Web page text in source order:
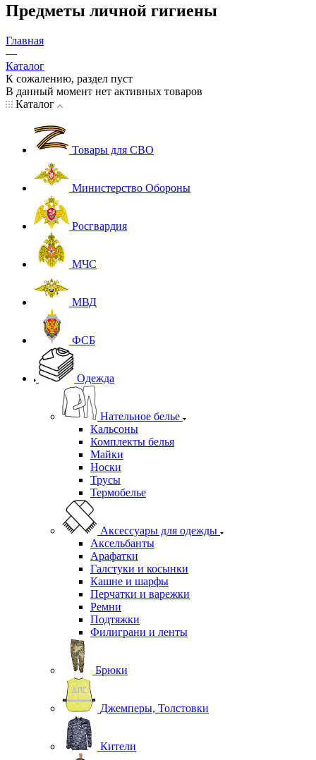
Предметы личной гигиены
Главная
—
Каталог
К сожалению, раздел пуст
В данный момент нет активных товаров
Каталог
Товары для СВО
Министерство Обороны
Росгвардия
МЧС
МВД
ФСБ
Одежда
Нательное белье
Кальсоны
Комплекты белья
Майки
Носки
Трусы
Термобелье
Аксессуары для одежды
Аксельбанты
Арафатки
Галстуки и косынки
Кашне и шарфы
Перчатки и варежки
Ремни
Подтяжки
Филиграни и ленты
Брюки
Джемперы, Толстовки
Кители